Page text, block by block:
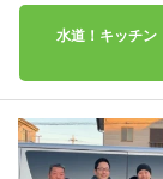
水道！キッチン